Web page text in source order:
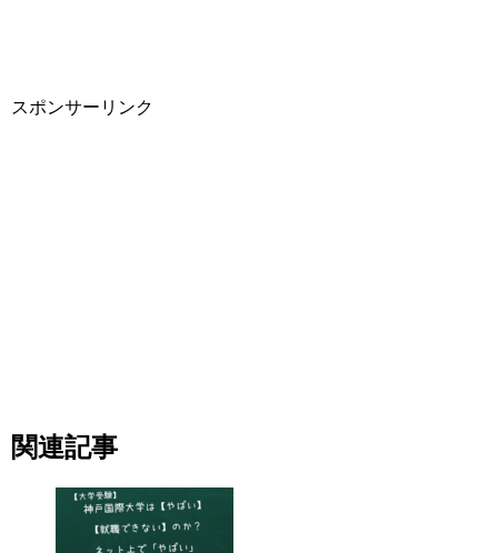
スポンサーリンク
関連記事